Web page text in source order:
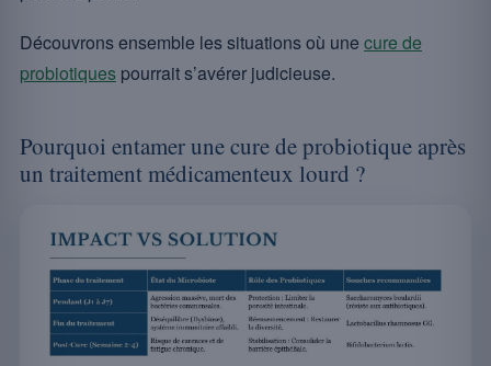
Découvrons ensemble les situations où une cure de
probiotiques pourrait s’avérer judicieuse.
Pourquoi entamer une cure de probiotique après
un traitement médicamenteux lourd ?